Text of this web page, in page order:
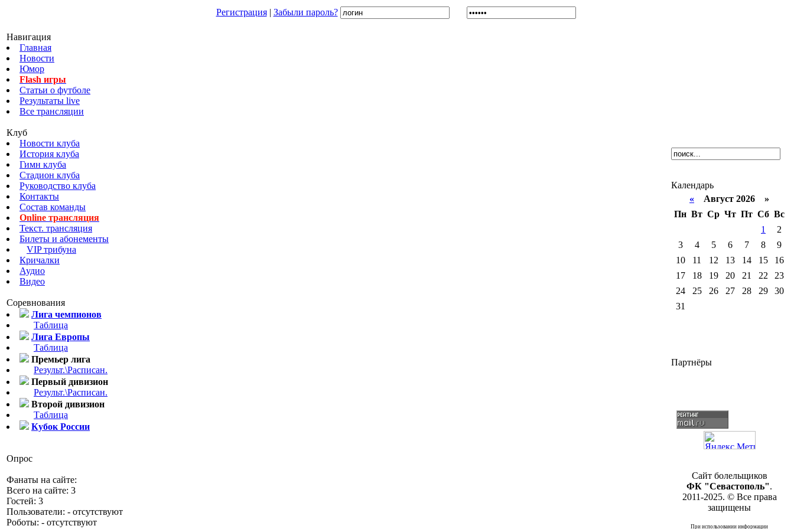
Регистрация| Забыли пароль?
Навигация
Главная
Новости
Юмор
Flash игры
Статьи о футболе
Результаты live
Все трансляции
Клуб
Новости клуба
История клуба
Гимн клуба
Стадион клуба
Руководство клуба
Контакты
Состав команды
Online трансляция
Текст. трансляция
Билеты и абонементы
VIP трибуна
Кричалки
Аудио
Видео
Соревнования
Лига чемпионов
Таблица
Лига Европы
Таблица
Премьер лига
Результ.\Расписан.
Первый дивизион
Результ.\Расписан.
Второй дивизион
Таблица
Кубок России
Опрос
Фанаты на сайте:
Всего на сайте: 3
Гостей: 3
Пользователи: - отсутствуют
Роботы: - отсутствуют
Календарь
« Август 2026 »
Пн Вт Ср Чт Пт Сб Вс
1
2
3
4 5 6 7 8
9
10
11 12 13 14 15
16
17
18 19 20 21 22
23
24
25 26 27 28 29
30
31
Партнёры
Сайт болельщиков
ФК "Севастополь".
2011-2025. © Все права
защищены
При использовании информации